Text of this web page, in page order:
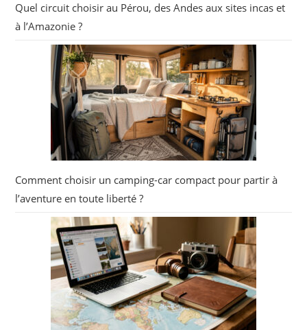
Quel circuit choisir au Pérou, des Andes aux sites incas et
à l’Amazonie ?
Comment choisir un camping-car compact pour partir à
l’aventure en toute liberté ?